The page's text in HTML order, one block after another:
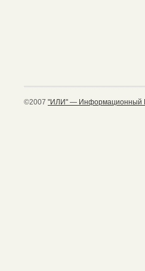
©2007 "ИЛИ" — Информационный